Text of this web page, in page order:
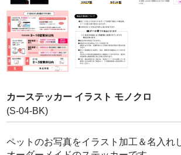
カーステッカー イラスト モノクロ
(S-04-BK)
ペットのお写真をイラスト加工＆名入れ